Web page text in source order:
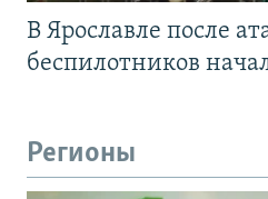
В Ярославле после
беспилотников
Регионы